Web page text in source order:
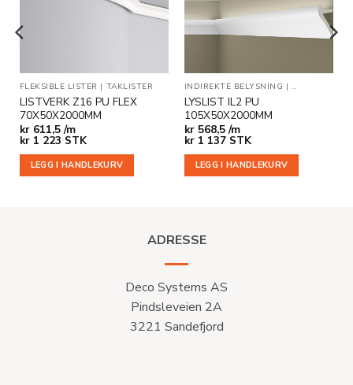
FLEKSIBLE LISTER | TAKLISTER
LISTVERK Z16 PU FLEX
70X50X2000MM
kr611,5 /m
kr1 223 STK
LEGG I HANDLEKURV
INDIREKTE BELYSNING | TAKLISTER
LYSLIST IL2 PU
105X50X2000MM
kr568,5 /m
kr1 137 STK
LEGG I HANDLEKURV
ADRESSE
Deco Systems AS
Pindsleveien 2A
3221 Sandefjord